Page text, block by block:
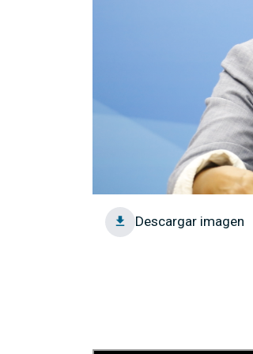
Descargar imagen